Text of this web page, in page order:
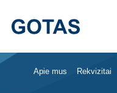
Apie mus Rekvizitai